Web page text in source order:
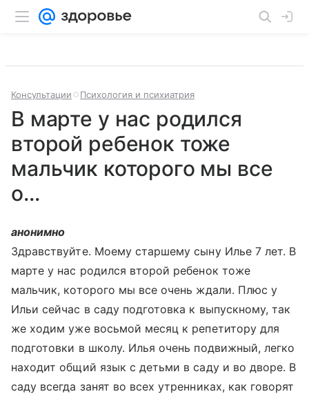
Консультации Психология и психиатрия
В марте у нас родился
второй ребенок тоже
мальчик которого мы все
о...
анонимно
Здравствуйте. Моему старшему сыну Илье 7 лет. В
марте у нас родился второй ребенок тоже
мальчик, которого мы все очень ждали. Плюс у
Ильи сейчас в саду подготовка к выпускному, так
же ходим уже восьмой месяц к репетитору для
подготовки в школу. Илья очень подвижный, легко
находит общий язык с детьми в саду и во дворе. В
саду всегда занят во всех утренниках, как говорят